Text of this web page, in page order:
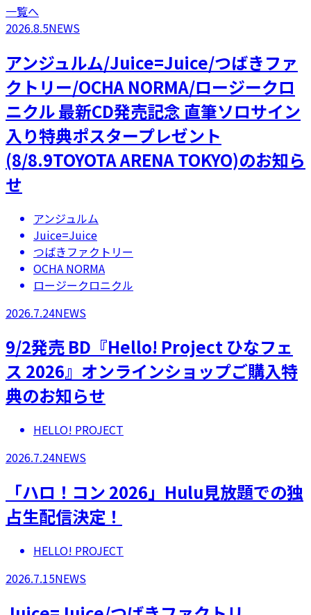
一覧へ
2026.8.5NEWS
アンジュルム/Juice=Juice/つばきファ
クトリー/OCHA NORMA/ロージークロ
ニクル 最新CD発売記念 直筆ソロサイン
入り特典ポスタープレゼント
(8/8.9TOYOTA ARENA TOKYO)のお知ら
せ
アンジュルム
Juice=Juice
つばきファクトリー
OCHA NORMA
ロージークロニクル
2026.7.24NEWS
9/2発売 BD『Hello! Project ひなフェ
ス 2026』オンラインショップご購入特
典のお知らせ
HELLO! PROJECT
2026.7.24NEWS
「ハロ！コン 2026」Hulu見放題での独
占生配信決定！
HELLO! PROJECT
2026.7.15NEWS